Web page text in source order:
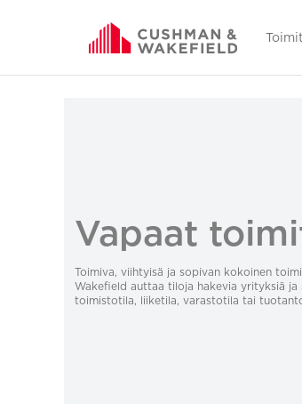
Vapaat
Toimiva, viihtyisä ja sopivan kokoinen
Wakefield auttaa tiloja hakevia yrityksiä
toimistotila, liiketila, varastotila tai